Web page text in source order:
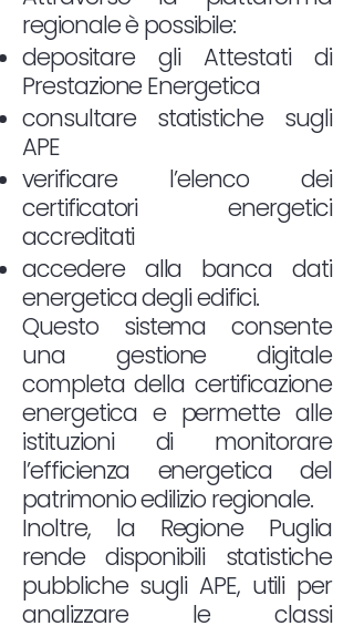
regionale è possibile:
depositare gli Attestati di
Prestazione Energetica
consultare statistiche sugli
APE
verificare l’elenco dei
certificatori energetici
accreditati
accedere alla banca dati
energetica degli edifici.
Questo sistema consente
una gestione digitale
completa della certificazione
energetica e permette alle
istituzioni di monitorare
l’efficienza energetica del
patrimonio edilizio regionale.
Inoltre, la Regione Puglia
rende disponibili statistiche
pubbliche sugli APE, utili per
analizzare le classi